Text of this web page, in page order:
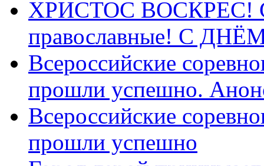
ХРИСТОС ВОСКРЕС! С
православные! C
Всероссийские
прошли успешно.
Всероссийские
прошли успешно